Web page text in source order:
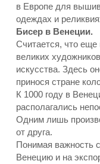
в Европе для
одеждах и
Бисер в Венеции.
Считается, что
великих
искусства. Здесь
принося стране
К 1000 году в
располагались
Одним лишь
от друга.
Понимая важность
Венецию и на